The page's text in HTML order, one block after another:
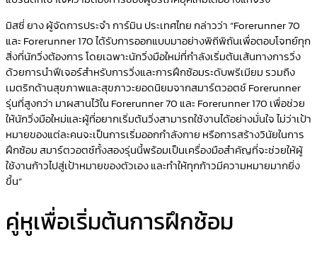
มิสซี่ ยาง ผู้จัดการประจำ การ์มิน ประเทศไทย กล่าวว่า “Forerunner 70
และ Forerunner 170 ได้รับการออกแบบมาอย่างพิถีพิถันเพื่อตอบโจทย์ทุก
สิ่งที่นักวิ่งต้องการ โดยเฉพาะนักวิ่งมือใหม่ที่กำลังเริ่มต้นเส้นทางการวิ่ง
ด้วยการนำฟีเจอร์สำหรับการวิ่งและการฝึกซ้อมระดับพรีเมียม รวมถึง
เมตริกด้านสุขภาพและสุขภาวะยอดนิยมจากสมาร์ตวอตช์ Forerunner
รุ่นที่สูงกว่า มาผสานไว้ใน Forerunner 70 และ Forerunner 170 เพื่อช่วย
ให้นักวิ่งมือใหม่และผู้ที่อยากเริ่มต้นวิ่งสามารถใช้งานได้อย่างมั่นใจ ไม่ว่าเป้า
หมายของแต่ละคนจะเป็นการเริ่มออกกำลังกาย หรือการสร้างวินัยในการ
ฝึกซ้อม สมาร์ตวอตช์ทั้งสองรุ่นนี้พร้อมเป็นเครื่องมือสำคัญที่จะช่วยให้ผู้
ใช้งานก้าวไปสู่เป้าหมายของตัวเอง และทำให้ทุกก้าวมีความหมายมากยิ่ง
ขึ้น”
คู่หูเพื่อเริ่มต้นการฝึกซ้อม